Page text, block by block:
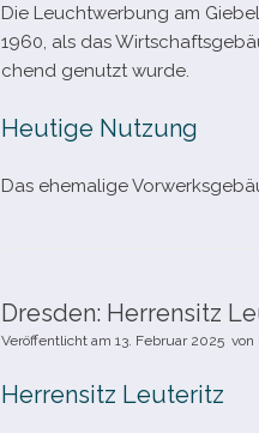
Die Leuchtwerbung am
1960, als das
chend genutzt wurde.
Heutige Nutzung
Das ehe­ma­lige
Dresden: Herrensitz
Veröffentlicht am 13. Februar 2025 von
Herrensitz Leuteritz